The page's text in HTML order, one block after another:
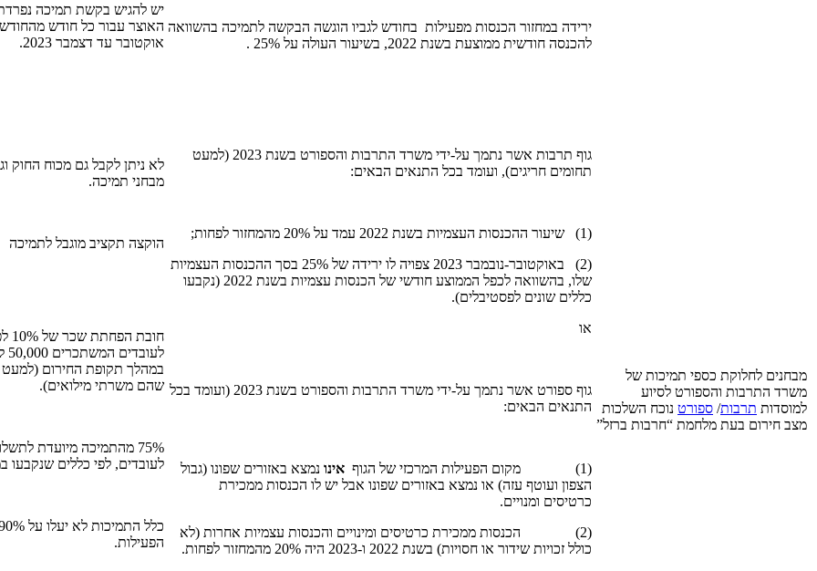
ירידה במחזור הכנסות מפעילות בחודש לגביו הוגשה הבקשה לתמיכה בהשוואה
להכנסה חודשית ממוצעת בשנת 2022, בשיעור העולה על 25% .
יש להגיש בקשת תמיכה
האוצר עבור כל חודש
אוקטובר עד דצמבר 2023.
מבחנים לחלוקת כספי תמיכות של
משרד התרבות והספורט לסיוע
למוסדות תרבות/ ספורט נוכח השלכות
מצב חירום בעת מלחמת “חרבות ברזל”
גוף תרבות אשר נתמך על-ידי משרד התרבות והספורט בשנת 2023 (למעט
תחומים חריגים), ועומד בכל התנאים הבאים:
(1) שיעור ההכנסות העצמיות בשנת 2022 עמד על 20% מהמחזור לפחות;
(2) באוקטובר-נובמבר 2023 צפויה לו ירידה של 25% בסך ההכנסות העצמיות
שלו, בהשוואה לכפל הממוצע חודשי של הכנסות עצמיות בשנת 2022 (נקבעו
כללים שונים לפסטיבלים).
או
גוף ספורט אשר נתמך על-ידי משרד התרבות והספורט בשנת 2023 (ועומד בכל
התנאים הבאים:
(1) מקום הפעילות המרכזי של הגוף אינו נמצא באזורים שפונו (גבול
הצפון ועוטף עזה) או נמצא באזורים שפונו אבל יש לו הכנסות ממכירת
כרטיסים ומנויים.
(2) הכנסות ממכירת כרטיסים ומינויים והכנסות עצמיות אחרות (לא
כולל זכויות שידור או חסויות) בשנת 2022 ו-2023 היה 20% מהמחזור לפחות.
לא ניתן לקבל גם מכוח החוק
מבחני תמיכה.
הוקצה תקציב מוגבל לתמיכה
חובת
במהלך תקופת החירום (למעט
שהם משרתי מילואים).
75% מהתמיכה מיועדת
לעובדים, לפי כללים שנקבעו
הפעילות.